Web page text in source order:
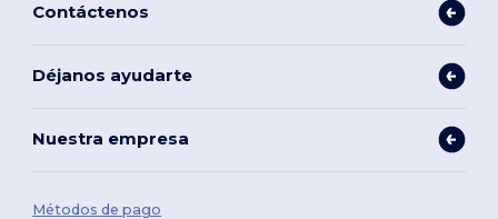
Contáctenos
Déjanos ayudarte
Nuestra empresa
Métodos de pago